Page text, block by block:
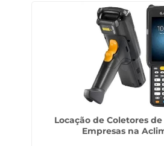
Locação de Coletores
Empresas na